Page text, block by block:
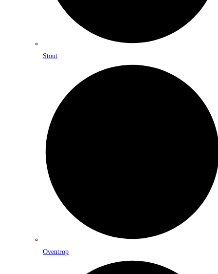
Stout
Oventrop